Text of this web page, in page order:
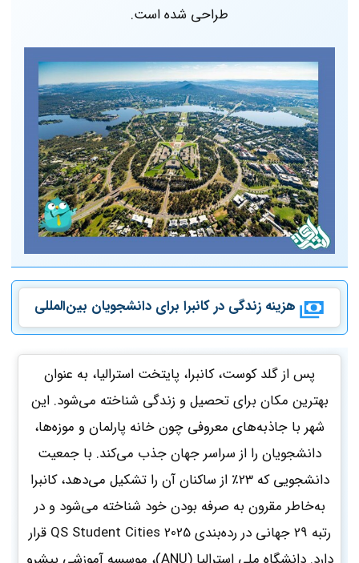
طراحی شده است.
هزینه زندگی درکانبرا برای دانشجویان بین‌المللی
پس از گلد کوست، کانبرا، پایتخت استرالیا، به عنوان
بهترین مکان برای تحصیل و زندگی شناخته می‌شود. این
شهر با جاذبه‌های معروفی چون خانه پارلمان و موزه‌ها،
دانشجویان را از سراسر جهان جذب می‌کند. با جمعیت
دانشجویی که 23٪ از ساکنان آن را تشکیل می‌دهد، کانبرا
به‌خاطر مقرون به صرفه بودن خود شناخته می‌شود و در
رتبه 29 جهانی در رده‌بندی QS Student Cities 2025 قرار